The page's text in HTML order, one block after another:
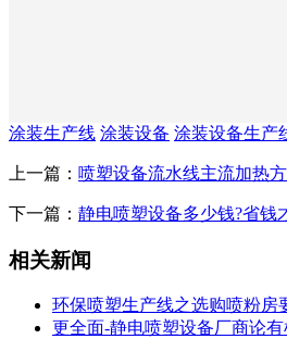
涂装生产线 涂装设备 涂装设备生产
上一篇： 喷塑设备流水线主流加热
下一篇： 静电喷塑设备多少钱?省钱
相关新闻
环保喷塑生产线之选购喷粉房
更全面-静电喷塑设备厂商论